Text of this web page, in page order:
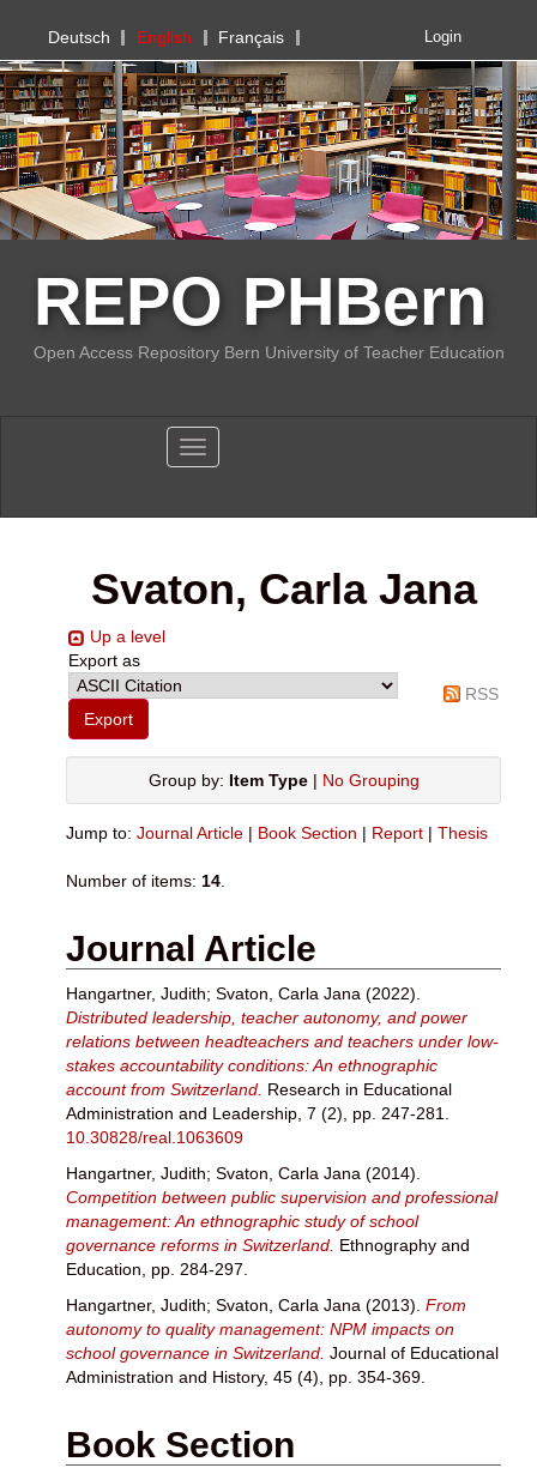
PHBern
Deutsch English Français Login
REPO PHBern
Open Access Repository Bern University of Teacher Education
Toggle navigation
Svaton, Carla Jana
Up a level
Export as
RSS
Group by: Item Type| No Grouping
Jump to: Journal Article | Book Section | Report | Thesis
Number of items: 14
Journal Article
Hangartner, Judith; Svaton, Carla Jana (2022).
Distributed leadership, teacher autonomy, and power
relations between headteachers and teachers under low-
stakes accountability conditions: An ethnographic
account from Switzerland. Research in Educational
Administration and Leadership, 7 (2), pp. 247-281.
10.30828/real.1063609
Hangartner, Judith; Svaton, Carla Jana (2014).
Competition between public supervision and professional
management: An ethnographic study of school
governance reforms in Switzerland. Ethnography and
Education, pp. 284-297.
Hangartner, Judith; Svaton, Carla Jana (2013). From
autonomy to quality management: NPM impacts on
school governance in Switzerland. Journal of Educational
Administration and History, 45 (4), pp. 354-369.
Book Section